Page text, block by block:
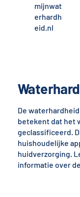
mijnwat
erhardh
eid.nl
De
betekent dat het
geclassificeerd.
huishoudelijke
huidverzorging.
informatie over